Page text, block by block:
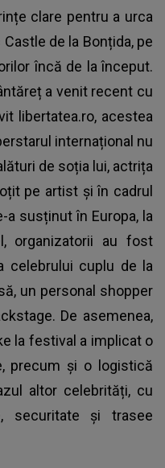
clare pentru a urca
Castle de la Bonțida, pe
încă de la început.
a venit recent cu
libertatea.ro, acestea
internațional nu
de soția lui, actrița
pe artist și în cadrul
susținut în Europa, la
organizatorii au fost
celebrului cuplu de la
un personal shopper
De asemenea,
la festival a implicat o
precum și o logistică
altor celebrități, cu
securitate și trasee